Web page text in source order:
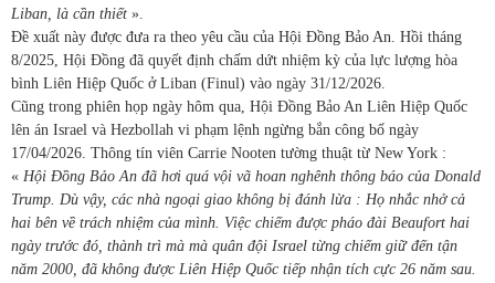
Liban, là cần thiết ».
Đề xuất này được đưa ra theo yêu cầu của Hội Đồng Bảo An. Hồi tháng
8/2025, Hội Đồng đã quyết định chấm dứt nhiệm kỳ của lực lượng hòa
bình Liên Hiệp Quốc ở Liban (Finul) vào ngày 31/12/2026.
Cũng trong phiên họp ngày hôm qua, Hội Đồng Bảo An Liên Hiệp Quốc
lên án Israel và Hezbollah vi phạm lệnh ngừng bắn công bố ngày
17/04/2026. Thông tín viên Carrie Nooten tường thuật từ New York :
« Hội Đồng Bảo An đã hơi quá vội vã hoan nghênh thông báo của Donald
Trump. Dù vậy, các nhà ngoại giao không bị đánh lừa : Họ nhắc nhở cả
hai bên về trách nhiệm của mình. Việc chiếm được pháo đài Beaufort hai
ngày trước đó, thành trì mà mà quân đội Israel từng chiếm giữ đến tận
năm 2000, đã không được Liên Hiệp Quốc tiếp nhận tích cực 26 năm sau.